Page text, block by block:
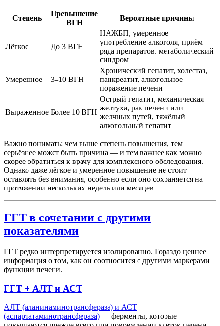
Степень
Превышение
ВГН
Вероятные причины
Лёгкое До 3 ВГН
НАЖБП, умеренное
употребление алкоголя, приём
ряда препаратов, метаболический
синдром
Умеренное 3–10 ВГН
Хронический гепатит, холестаз,
панкреатит, алкогольное
поражение печени
Выраженное Более 10 ВГН
Острый гепатит, механическая
желтуха, рак печени или
желчных путей, тяжёлый
алкогольный гепатит
Важно понимать: чем выше степень повышения, тем
серьёзнее может быть причина — и тем важнее как можно
скорее обратиться к врачу для комплексного обследования.
Однако даже лёгкое и умеренное повышение не стоит
оставлять без внимания, особенно если оно сохраняется на
протяжении нескольких недель или месяцев.
ГГТ в сочетании с другими
показателями
ГГТ редко интерпретируется изолированно. Гораздо ценнее
информация о том, как он соотносится с другими маркерами
функции печени.
ГГТ + АЛТ и АСТ
АЛТ (аланинаминотрансфераза) и АСТ
(аспартатаминотрансфераза) — ферменты, которые